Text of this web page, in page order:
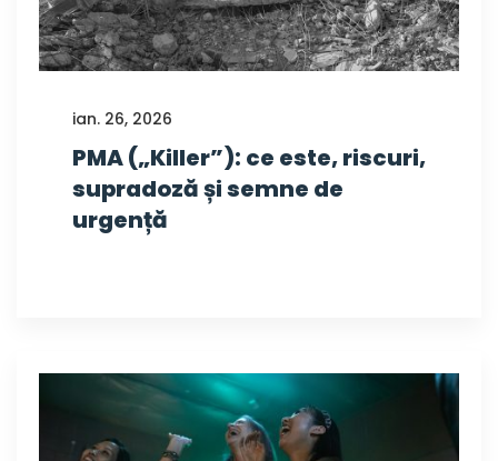
ian. 26, 2026
PMA („Killer”): ce este, riscuri,
supradoză și semne de
urgență